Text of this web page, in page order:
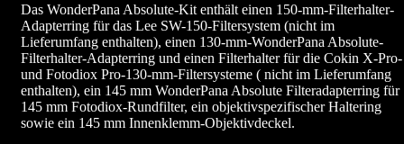
Das WonderPana Absolute-Kit enthält einen 150-mm-Filterhalter-
Adapterring für das Lee SW-150-Filtersystem (nicht im
Lieferumfang enthalten), einen 130-mm-WonderPana Absolute-
Filterhalter-Adapterring und einen Filterhalter für die Cokin X-Pro-
und Fotodiox Pro-130-mm-Filtersysteme ( nicht im Lieferumfang
enthalten), ein 145 mm WonderPana Absolute Filteradapterring für
145 mm Fotodiox-Rundfilter, ein objektivspezifischer Haltering
sowie ein 145 mm Innenklemm-Objektivdeckel.